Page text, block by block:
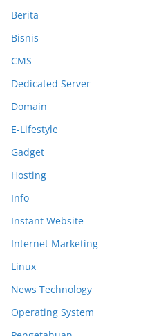
Berita
Bisnis
CMS
Dedicated Server
Domain
E-Lifestyle
Gadget
Hosting
Info
Instant Website
Internet Marketing
Linux
News Technology
Operating System